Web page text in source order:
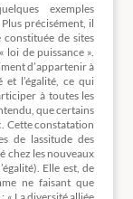
exemples
précisément, il
de sites
de puissance ».
d’appartenir à
l’égalité, ce qui
à toutes les
que certains
Cette constatation
de lassitude des
chez les nouveaux
Elle est, de
ne faisant que